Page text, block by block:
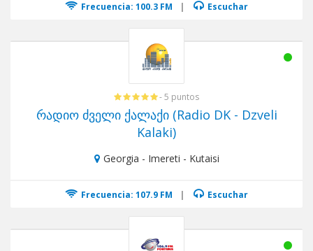
Frecuencia: 100.3 FM | Escuchar
- 5 puntos
რადიო ძველი ქალაქი (Radio DK - Dzveli
Kalaki)
Georgia - Imereti - Kutaisi
Frecuencia: 107.9 FM | Escuchar